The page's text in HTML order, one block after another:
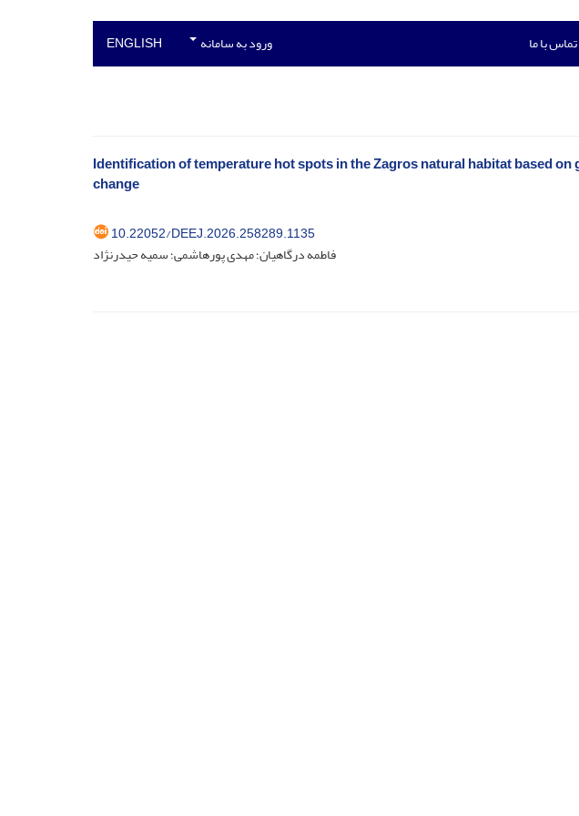
تماس با ما ورود به سامانه ENGLISH
Identification of temperature hot spots in the Zagros natural habitat based
change
‎10.22052/DEEJ.2026.258289.1135
فاطمه درگاهیان؛ مهدی پورهاشمی؛ سمیه حیدرنژاد